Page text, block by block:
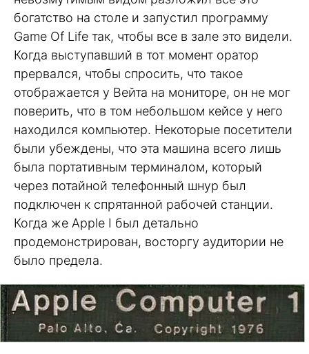
богатство на столе и запустил программу
Game Of Life так, чтобы все в зале это видели.
Когда выступавший в тот момент оратор
прервался, чтобы спросить, что такое
отображается у Вейта на мониторе, он не мог
поверить, что в том небольшом кейсе у него
находился компьютер. Некоторые посетители
были убеждены, что эта машина всего лишь
была портативным терминалом, который
через потайной телефонный шнур был
подключен к спрятанной рабочей станции.
Когда же Apple I был детально
продемонстрирован, восторгу аудитории не
было предела.